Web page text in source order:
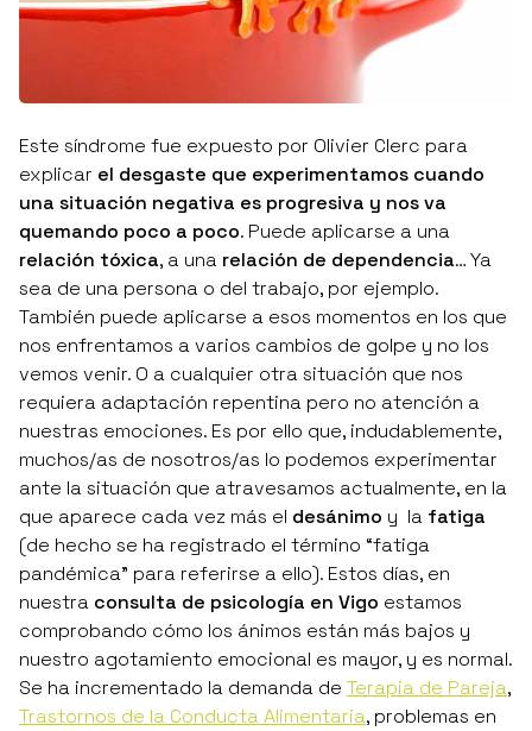
Este síndrome fue expuesto por Olivier Clerc para
explicar el desgaste que experimentamos cuando
una situación negativa es progresiva y nos va
quemando poco a poco. Puede aplicarse a una
relación tóxica, a una relación de dependencia… Ya
sea de una persona o del trabajo, por ejemplo.
También puede aplicarse a esos momentos en los que
nos enfrentamos a varios cambios de golpe y no los
vemos venir. O a cualquier otra situación que nos
requiera adaptación repentina pero no atención a
nuestras emociones. Es por ello que, indudablemente,
muchos/as de nosotros/as lo podemos experimentar
ante la situación que atravesamos actualmente, en la
que aparece cada vez más el desánimo y la fatiga
(de hecho se ha registrado el término “fatiga
pandémica” para referirse a ello). Estos días, en
nuestra consulta de psicología en Vigo estamos
comprobando cómo los ánimos están más bajos y
nuestro agotamiento emocional es mayor, y es normal.
Se ha incrementado la demanda de Terapia de Pareja,
Trastornos de la Conducta Alimentaria, problemas en